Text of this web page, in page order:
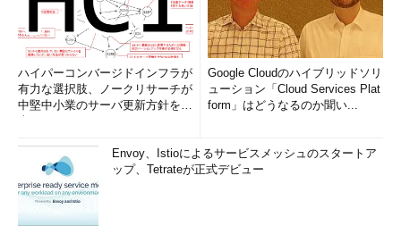
ハイパーコンバージドインフラが
有力な選択肢、ノークリサーチが
中堅中小業のサーバ更新方針を調
Google Cloudのハイブリッドソリ
ューション「Cloud Services Plat
form」はどうなるのか聞い...
Envoy、Istioによるサービスメッシュのスタートア
ップ、Tetrateが正式デビュー